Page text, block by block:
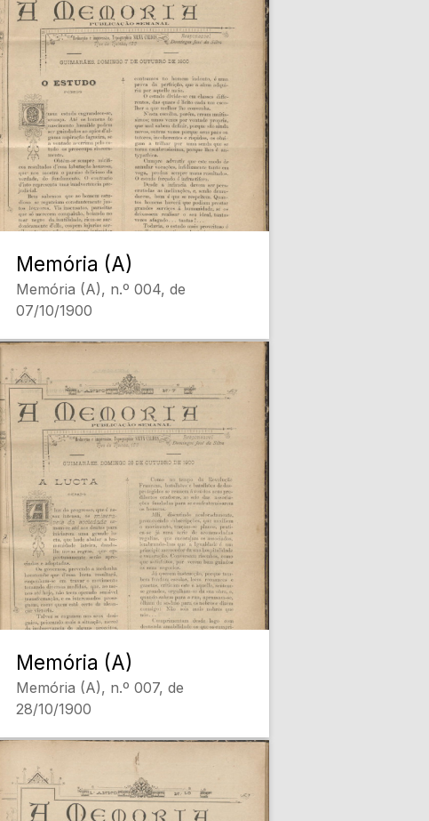
Memória (A)
Memória (A), n.º 004, de
07/10/1900
Memória (A)
Memória (A), n.º 007, de
28/10/1900